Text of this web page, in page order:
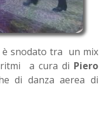
è snodato tra un mix
a cura di Piero
di danza aerea di